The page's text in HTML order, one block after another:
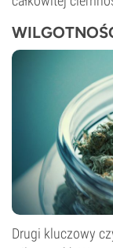
Drugi kluczowy